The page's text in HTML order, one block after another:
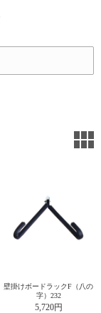
壁掛けボードラックF（八の
字）232
5,720円